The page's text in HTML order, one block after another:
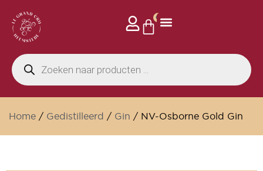
0
Home / Gedistilleerd / Gin / NV-Osborne Gold Gin